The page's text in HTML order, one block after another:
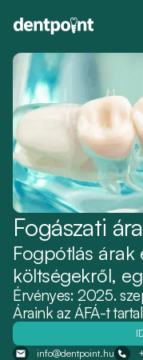
Fogászati
Fogpótlás árak
költségekről,
Érvényes: 2025.
Áraink az ÁFÁ-t
info@dentpoint.hu